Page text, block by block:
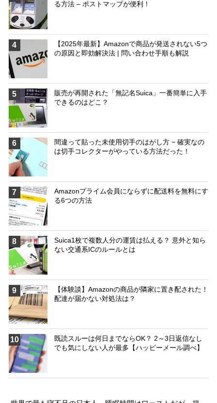
る方法 – ポストマップが便利！
4
【2025年最新】Amazonで商品が発送されない5つ
の原因と即効解決法 | 問い合わせ手順も解説
5
販売が再開された「無記名Suica」一番簡単に入手
できるのはどこ？
6
間違って貼った未使用切手のはがし方 − 確実なの
は切手コレクターがやっている方法だった！
7
Amazonプライム会員にならずに配送料を無料にす
る6つの方法
8
Suica1枚で複数人分の運賃は払える？ 意外と知ら
ない交通系ICのルールとは
9
【体験談】Amazonの商品が隣家に置き配された！
配達が届かない対処法は？
10
既読スルーは何日までならOK？ 2～3日返信なし
でも気にしない人が最多【ハッピーメール調べ】